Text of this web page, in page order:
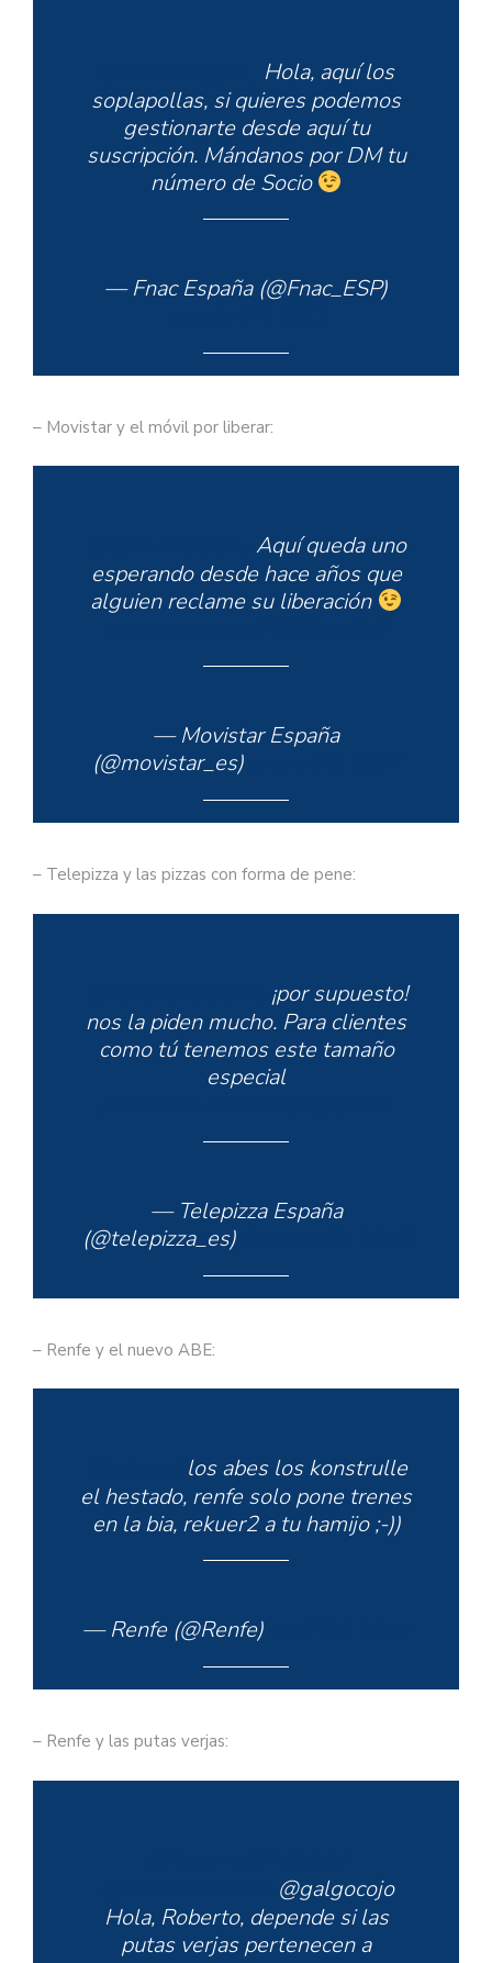
Hola, aquí los
soplapollas, si quieres podemos
gestionarte desde aquí tu
suscripción. Mándanos por DM tu
número de Socio
— Fnac España (@Fnac_ESP)
– Movistar y el móvil por liberar:
Aquí queda uno
esperando desde hace años que
alguien reclame su liberación
— Movistar España
(@movistar_es)
– Telepizza y las pizzas con forma de pene:
¡por supuesto!
nos la piden mucho. Para clientes
como tú tenemos este tamaño
especial
— Telepizza España
(@telepizza_es)
– Renfe y el nuevo ABE:
los abes los konstrulle
el hestado, renfe solo pone trenes
en la bia, rekuer2 a tu hamijo ;-))
— Renfe (@Renfe)
– Renfe y las putas verjas:
@galgocojo
Hola, Roberto, depende si las
putas verjas pertenecen a